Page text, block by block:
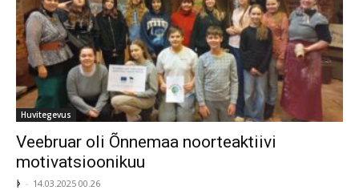
Huvitegevus
Veebruar oli Õnnemaa noorteaktiivi
motivatsioonikuu
ᚦ - 14.03.2025 00.26